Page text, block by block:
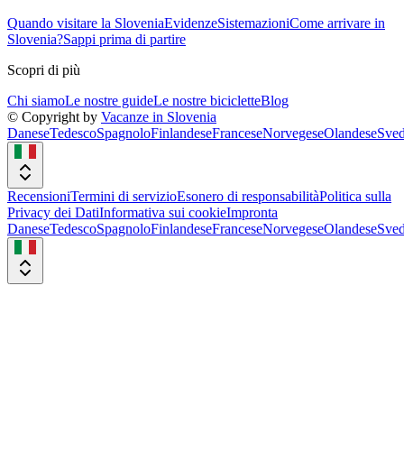
Quando visitare la SloveniaEvidenzeSistemazioniCome arrivare in
Slovenia?Sappi prima di partire
Scopri di più
Chi siamoLe nostre guideLe nostre bicicletteBlog
© Copyright by Vacanze in Slovenia
DaneseTedescoSpagnoloFinlandeseFranceseNorvegeseOlandese
RecensioniTermini di servizioEsonero di responsabilitàPolitica sulla
Privacy dei DatiInformativa sui cookieImpronta
DaneseTedescoSpagnoloFinlandeseFranceseNorvegeseOlandese